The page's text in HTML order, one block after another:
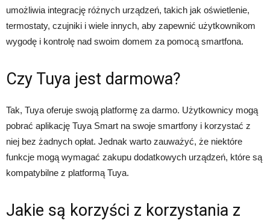
umożliwia integrację różnych urządzeń, takich jak oświetlenie,
termostaty, czujniki i wiele innych, aby zapewnić użytkownikom
wygodę i kontrolę nad swoim domem za pomocą smartfona.
Czy Tuya jest darmowa?
Tak, Tuya oferuje swoją platformę za darmo. Użytkownicy mogą
pobrać aplikację Tuya Smart na swoje smartfony i korzystać z
niej bez żadnych opłat. Jednak warto zauważyć, że niektóre
funkcje mogą wymagać zakupu dodatkowych urządzeń, które są
kompatybilne z platformą Tuya.
Jakie są korzyści z korzystania z